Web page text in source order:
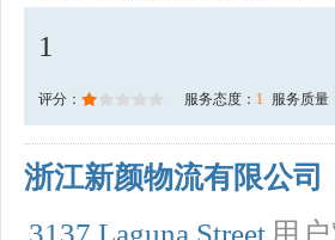
1
评分： 服务态度： 1 服务质量
浙江新颜物流有限公司
3137 Laguna Street 用